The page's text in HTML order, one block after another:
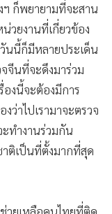
ฯ ก็พยายามที่จะสาน
วยงานที่เกี่ยวข้อง
นนี้ก็มีหลายประเด็น
จีนที่จะดึงมาร่วม
องนี้จะต้องมีการ
ว่าไปเรามาจะตรวจ
ทำงานร่วมกัน
าติเป็นที่ตั้งมากที่สุด